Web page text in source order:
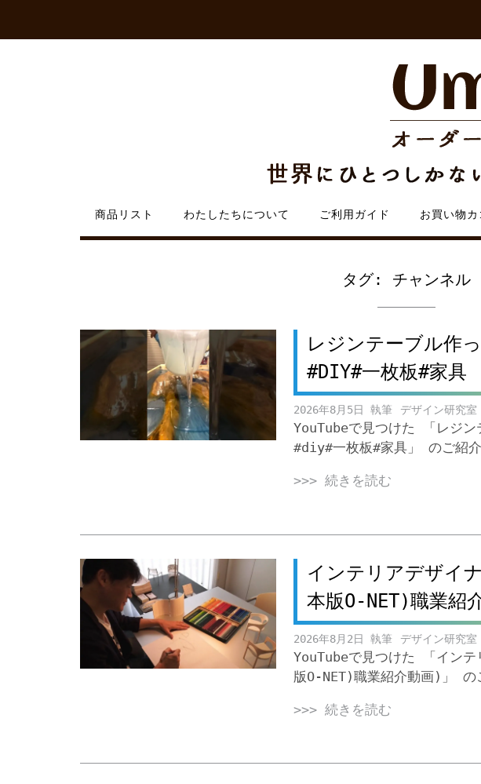
content
商品リスト わたしたちについて ご利用ガイド お買い物カ
タグ: チャンネル
レジンテーブル作
#DIY#一枚板#家具
2026年8月5日 デザイン研究
YouTubeで見つけた 「レジン
#diy#一枚板#家具」 のご紹介
>>> 続きを読む
インテリアデザイ
本版O-NET)職業紹
2026年8月2日 デザイン研究
YouTubeで見つけた 「イン
版O-NET)職業紹介動画)」 の
>>> 続きを読む